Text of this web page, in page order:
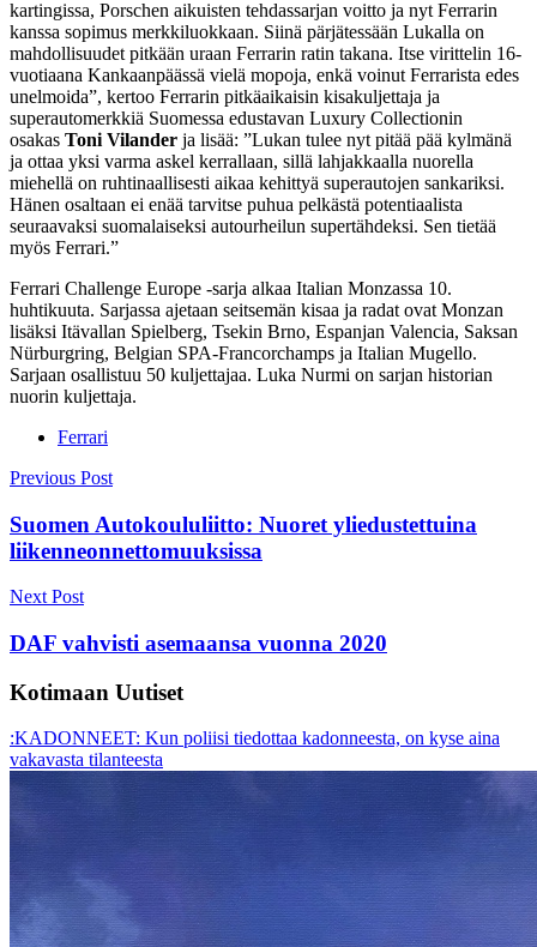
kartingissa, Porschen aikuisten tehdassarjan voitto ja nyt Ferrarin
kanssa sopimus merkkiluokkaan. Siinä pärjätessään Lukalla on
mahdollisuudet pitkään uraan Ferrarin ratin takana. Itse virittelin 16-
vuotiaana Kankaanpäässä vielä mopoja, enkä voinut Ferrarista edes
unelmoida”, kertoo Ferrarin pitkäaikaisin kisakuljettaja ja
superautomerkkiä Suomessa edustavan Luxury Collectionin
osakas Toni Vilander ja lisää: ”Lukan tulee nyt pitää pää kylmänä
ja ottaa yksi varma askel kerrallaan, sillä lahjakkaalla nuorella
miehellä on ruhtinaallisesti aikaa kehittyä superautojen sankariksi.
Hänen osaltaan ei enää tarvitse puhua pelkästä potentiaalista
seuraavaksi suomalaiseksi autourheilun supertähdeksi. Sen tietää
myös Ferrari.”
Ferrari Challenge Europe -sarja alkaa Italian Monzassa 10.
huhtikuuta. Sarjassa ajetaan seitsemän kisaa ja radat ovat Monzan
lisäksi Itävallan Spielberg, Tsekin Brno, Espanjan Valencia, Saksan
Nürburgring, Belgian SPA-Francorchamps ja Italian Mugello.
Sarjaan osallistuu 50 kuljettajaa. Luka Nurmi on sarjan historian
nuorin kuljettaja.
Ferrari
Post
navigation
Previous Post
Suomen Autokoululiitto: Nuoret yliedustettuina
liikenneonnettomuuksissa
Next Post
DAF vahvisti asemaansa vuonna 2020
Kotimaan Uutiset
:KADONNEET: Kun poliisi tiedottaa kadonneesta, on kyse aina
vakavasta tilanteesta